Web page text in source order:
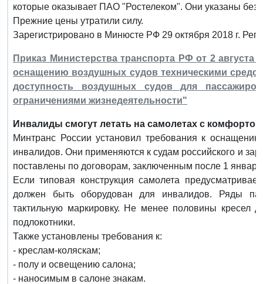
которые оказывает ПАО "Ростелеком". Они указаны
Прежние цены утратили силу.
Зарегистрировано в Минюсте РФ 29 октября 2018 г.
Приказ Министерства транспорта РФ от 2 августа
оснащению воздушных судов техническими
доступность воздушных судов для
ограничениями жизнедеятельности"
Инвалиды смогут летать на самолетах с
Минтранс России установил требования к
инвалидов. Они применяются к судам российского и
поставлены по договорам, заключенным после 1 января
Если типовая конструкция самолета
должен быть оборудован для инвалидов. Ряды
тактильную маркировку. Не менее половины кресел
подлокотники.
Также установлены требования к:
- креслам-коляскам;
- полу и освещению салона;
- наносимым в салоне знакам.